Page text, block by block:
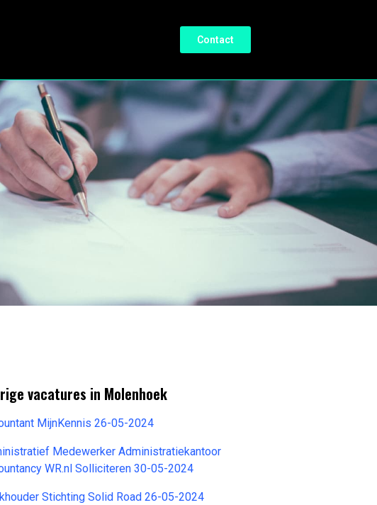
Contact
vacatures in Molenhoek
MijnKennis 26-05-2024
Medewerker Administratiekantoor
WR.nl Solliciteren 30-05-2024
Stichting Solid Road 26-05-2024